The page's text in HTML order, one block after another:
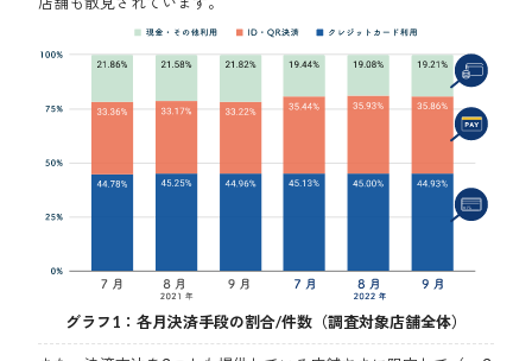
グラフ1：各月決済手段の割合/件数（調査対象店舗全体）